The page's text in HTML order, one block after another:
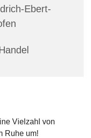
Ebert-
Vielzahl von
Ruhe um!